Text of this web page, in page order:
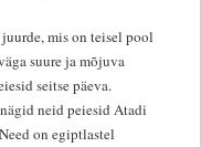
mis on teisel pool
suure ja mõjuva
seitse päeva.
neid peiesid Atadi
on egiptlastel